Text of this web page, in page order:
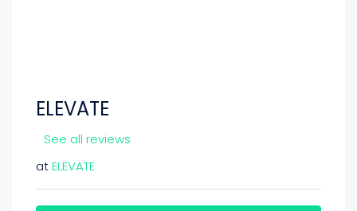
ELEVATE
See all reviews
atELEVATE